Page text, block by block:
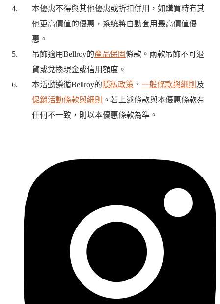
本優惠不得與其他優惠或折扣併用，如購買時有其
他更高價值的優惠，系統將自動套用最高價值優
惠。
吊飾適用Bellroy的產品保固條款。兩款吊飾不可退
貨或兌換現金或信用額度。
本活動遵循Bellroy的 隱私政策 、 一般條款與細則 及
促銷活動條款與細則 。若上述條款與本優惠條款有
任何不一致，則以本優惠條款為準。